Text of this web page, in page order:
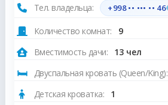
Тел. владельца: +998 •• ••• •• 46
Количество комнат:
9
Вместимость дачи:
13 чел
Двуспальная кровать (Queen/King):
Детская кроватка:
1